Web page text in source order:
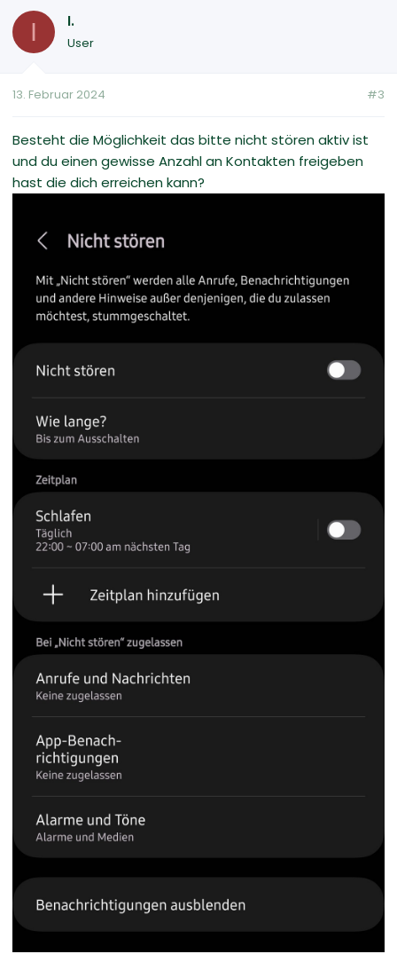
I I.
User
13. Februar 2024 #3
Besteht die Möglichkeit das bitte nicht stören aktiv ist
und du einen gewisse Anzahl an Kontakten freigeben
hast die dich erreichen kann?